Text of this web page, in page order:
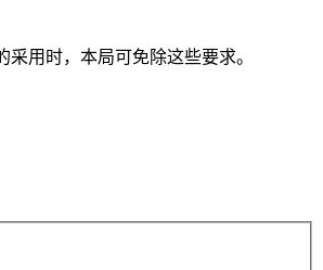
用时，本局可免除这些要求。